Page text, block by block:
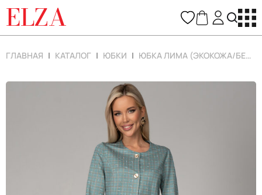
ELZA
ГЛАВНАЯ КАТАЛОГ ЮБКИ ЮБКА ЛИМА (ЭКОКОЖА/БЕЖ)